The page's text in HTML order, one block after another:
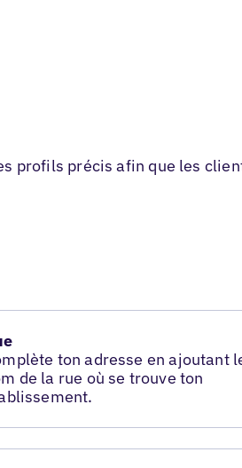
profils précis afin que les
ton adresse en ajoutant
de la rue où se trouve ton